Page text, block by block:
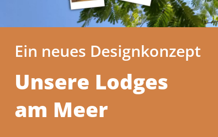
Ein neues Designkonzept
Unsere Lodges
am Meer